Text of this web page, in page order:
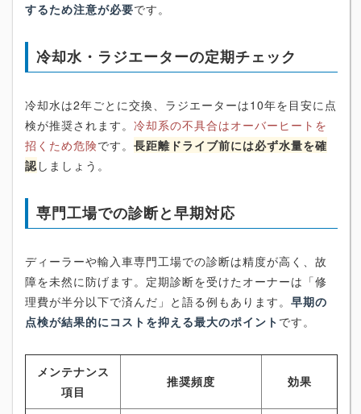
するため注意が必要です。
冷却水・ラジエーターの定期チェック
冷却水は2年ごとに交換、ラジエーターは10年を目安に点
検が推奨されます。 冷却系の不具合はオーバーヒートを
招くため危険です。 長距離ドライブ前には必ず水量を確
認しましょう。
専門工場での診断と早期対応
ディーラーや輸入車専門工場での診断は精度が高く、故
障を未然に防げます。定期診断を受けたオーナーは「修
理費が半分以下で済んだ」と語る例もあります。 早期の
点検が結果的にコストを抑える最大のポイント です。
メンテナンス
項目
推奨頻度 効果